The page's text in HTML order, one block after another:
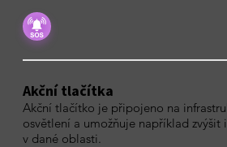
Akční tlačítka
Akční tlačítko je připojeno na
osvětlení a umožňuje například zvýšit
v dané oblasti.